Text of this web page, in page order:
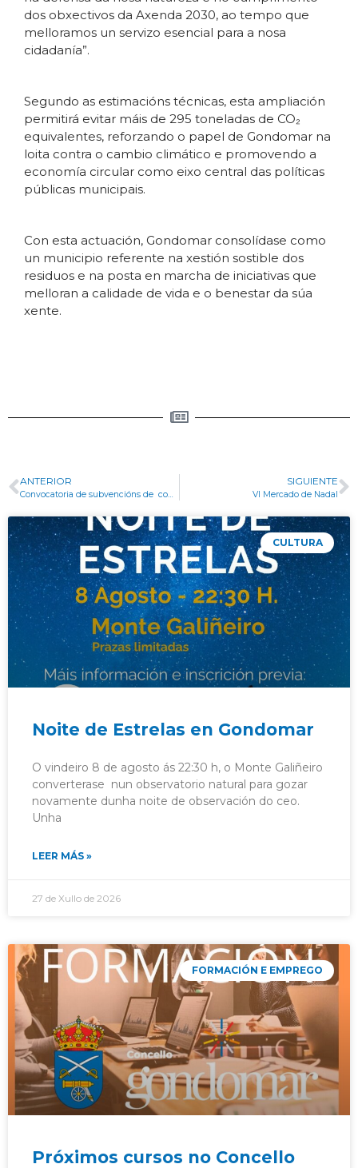
dos obxectivos da Axenda 2030, ao tempo que
melloramos un servizo esencial para a nosa
cidadanía”.
Segundo as estimacións técnicas, esta ampliación
permitirá evitar máis de 295 toneladas de CO₂
equivalentes, reforzando o papel de Gondomar na
loita contra o cambio climático e promovendo a
economía circular como eixo central das políticas
públicas municipais.
Con esta actuación, Gondomar consolídase como
un municipio referente na xestión sostible dos
residuos e na posta en marcha de iniciativas que
melloran a calidade de vida e o benestar da súa
xente.
ANTERIOR
Convocatoria de subvencións de concorrencia competitiva para entidades de fin social, educativas, culturais e deportivas para o ano 2025.
SIGUIENTE
VI Mercado de Nadal
CULTURA
Noite de Estrelas en Gondomar
O vindeiro 8 de agosto ás 22:30 h, o Monte Galiñeiro
converterase nun observatorio natural para gozar
novamente dunha noite de observación do ceo.
Unha
LEER MÁS »
27 de Xullo de 2026
FORMACIÓN E EMPREGO
Próximos cursos no Concello